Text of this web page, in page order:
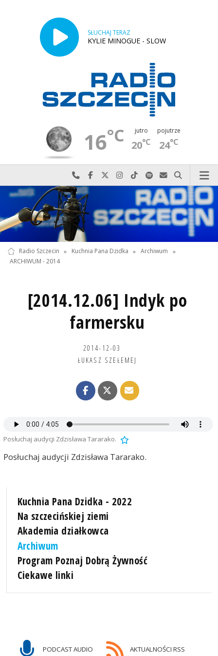
SŁUCHAJ TERAZ
KYLIE MINOGUE - SLOW
16°C jutro
20°C
pojutrze
24°C
Najlepiej po prostu do nas zadzwoń
Odwiedź nas na Facebook-u
Odwiedź nas na X
Odwiedź nas na Instagram-ie
Odwiedź nas na TikTok-u
Szukaj nas na Spotify
Wyślij do nas
Szukaj
Radio Szczecin » Kuchnia Pana Dzidka » Archiwum
»
ARCHIWUM - 2014
[2014.12.06] Indyk po
farmersku
2014-12-03
ŁUKASZ SZEŁEMEJ
Posłuchaj audycji Zdzisława Tararako.
Posłuchaj audycji Zdzisława Tararako.
Kuchnia Pana Dzidka - 2022
Na szczecińskiej ziemi
Akademia działkowca
Archiwum
Program Poznaj Dobrą Żywność
Ciekawe linki
PODCAST AUDIO AKTUALNOŚCI RSS